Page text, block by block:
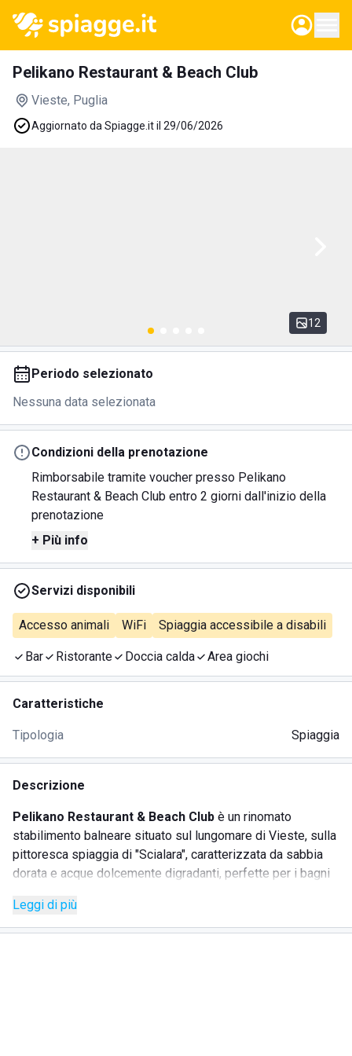
Pelikano Restaurant & Beach Club
Vieste, Puglia
Aggiornato da Spiagge.it il 29/06/2026
12
Periodo selezionato
Nessuna data selezionata
Condizioni della prenotazione
Rimborsabile tramite voucher presso Pelikano
Restaurant & Beach Club entro 2 giorni dall'inizio della
prenotazione
+ Più info
Servizi disponibili
Accesso animali WiFi Spiaggia accessibile a disabili
Bar Ristorante Doccia calda Area giochi
Caratteristiche
Tipologia Spiaggia
Descrizione
Pelikano Restaurant & Beach Club è un rinomato
stabilimento balneare situato sul lungomare di Vieste, sulla
pittoresca spiaggia di "Scialara", caratterizzata da sabbia
dorata e acque dolcemente digradanti, perfette per i bagni
Beach Club unisce relax e divertimento con un mix perfetto
di servizi professionali e sicurezza. Tra le comodità offerte
Leggi di più